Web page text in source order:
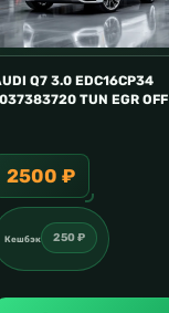
Q7 3.0 EDC16CP34
TUN EGR OFF
2500 ₽
Кешбэк 250 ₽